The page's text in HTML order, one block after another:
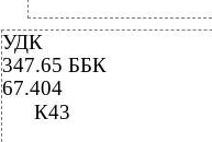
УДК
347.65 ББК
67.404
К43